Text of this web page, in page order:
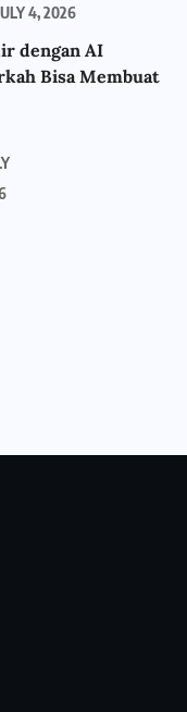
4, 2026
dengan AI
Bisa Membuat